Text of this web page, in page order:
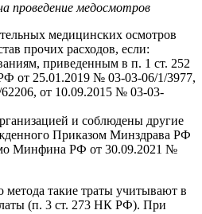
проведение медосмотров
медицинских осмотров
прочих расходов, если:
приведенным в п. 1 ст. 252
25.01.2019 № 03-03-06/1/3977,
от 10.09.2015 № 03-03-
и соблюдены другие
Приказом Минздрава РФ
Минфина РФ от 30.09.2021 №
такие траты учитывают в
(п. 3 ст. 273 НК РФ). При